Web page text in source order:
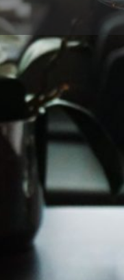
Opiniones
Informar
950956635